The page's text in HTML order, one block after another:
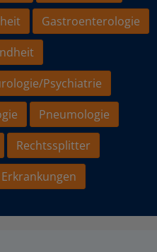
Gastroenterologie
Psychiatrie
Pneumologie
Rechtssplitter